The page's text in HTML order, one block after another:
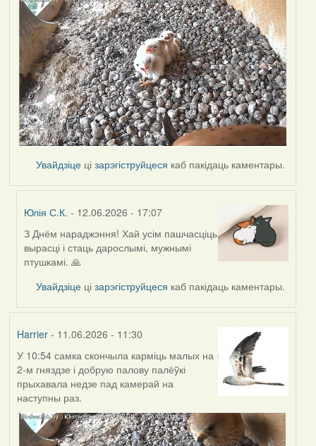
Увайдзіце цізарэгіструйцеся каб пакідаць каментары.
Юлія С.К. - 12.06.2026 - 17:07
In
reply
to
З Днём нараджэння! Хай усім пашчасціць
вырасці і стаць дарослымі, мужнымі
птушкамі. 🙏
Увайдзіце цізарэгіструйцеся каб пакідаць каментары.
Harrier- 11.06.2026 - 11:30
У 10:54 самка скончыла карміць малых на
2-м гняздзе і добрую палову палёўкі
прыхавала недзе пад камерай на
наступны раз.